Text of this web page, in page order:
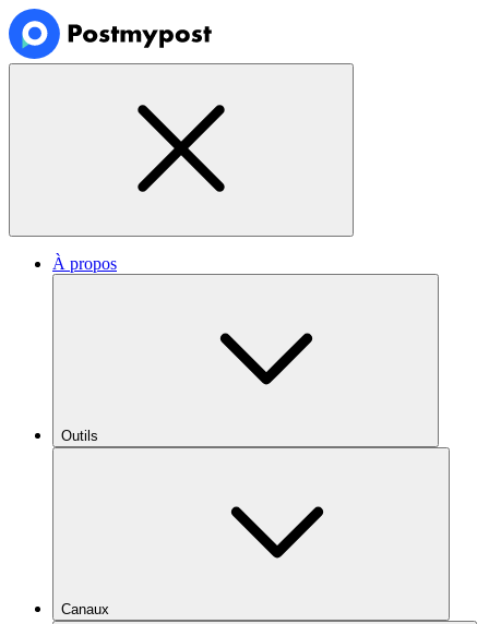
À propos
Outils
Canaux